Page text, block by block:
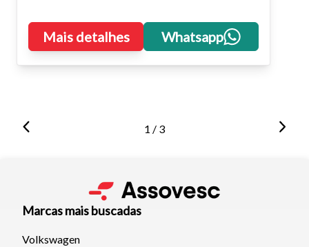
Mais detalhes Whatsapp
1 / 3
Marcas mais buscadas
Volkswagen